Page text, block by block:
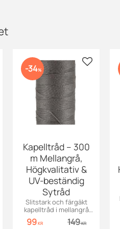
suosikiksi
Kapelltråd – 300
m Mellangrå,
Högkvalitativ &
UV-beständig
Sytråd
Slitstark och färgäkt
kapelltråd i mellangrå
nyans – perfekt för
markiser, kapell, möbler,
99KR 149KR
34% Lisää